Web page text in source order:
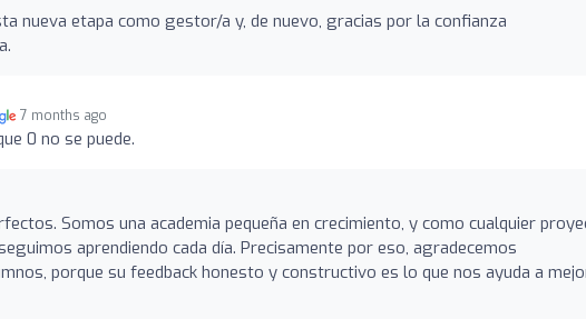
nueva etapa como gestor/a y, de nuevo, gracias por la confianza
7 months ago
0 no se puede.
Somos una academia pequeña en crecimiento, y como cualquier
aprendiendo cada día. Precisamente por eso, agradecemos
porque su feedback honesto y constructivo es lo que nos ayuda a